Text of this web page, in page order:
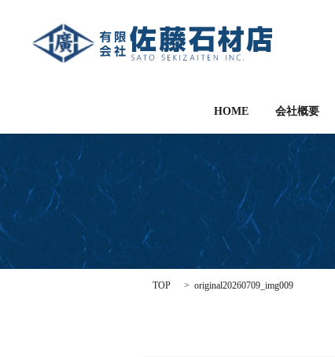
HOME 会社概要
TOP original20260709_img009